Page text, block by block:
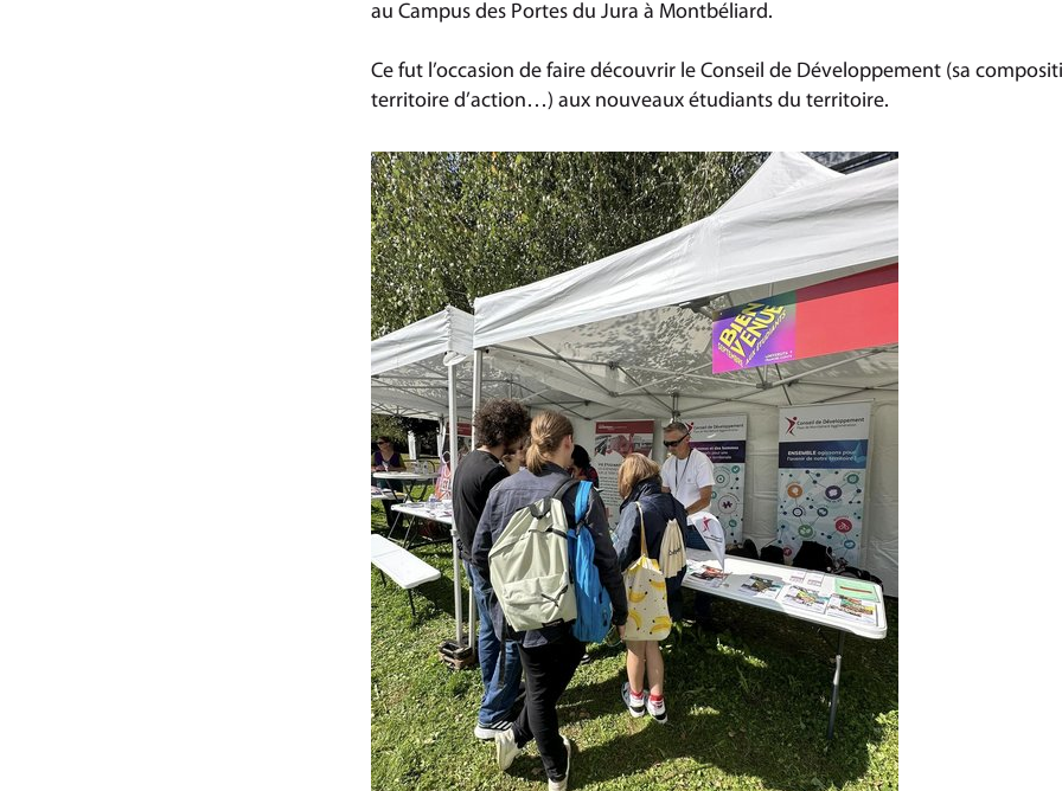
au Campus des Portes du Jura à Montbéliard.
Ce fut l’occasion de faire découvrir le Conseil de Développement (sa
territoire d’action…) aux nouveaux étudiants du territoire.